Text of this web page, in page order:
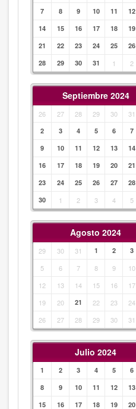
7
8 9 10 11 12
14
15 16 17 18 19
21
22 23 24 25 26
28
29 30 31 1 2
Septiembre 2024
26 27 28 29 30 31
2 3 4 5 6 7
9
10 11 12 13 14
16
17 18 19 20 21
23
24 25 26 27 28
30
1 2 3 4 5
Agosto 2024
29 30 31 1 2 3
5 6 7 8 9 10
12
13 14 15 16 17
19
20 21 22 23 24
26
27 28 29 30 31
Julio 2024
1 2 3 4 5 6
8
9 10 11 12 13
15
16 17 18 19 20